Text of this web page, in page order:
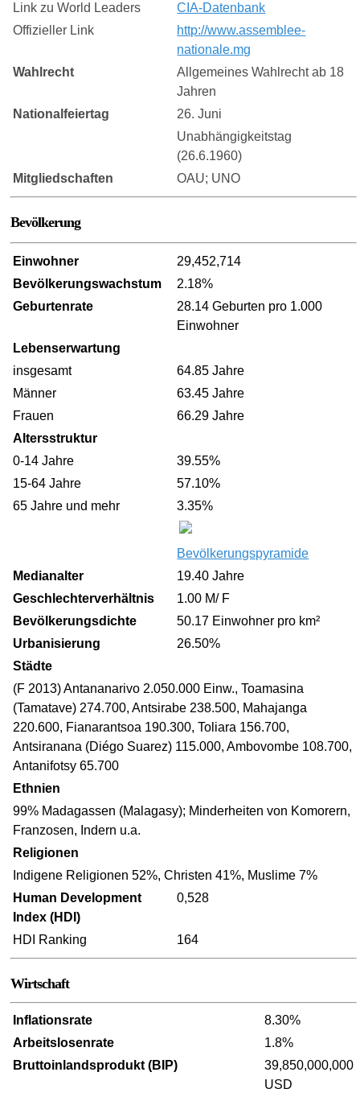
Link zu World Leaders
CIA-Datenbank
Offizieller Link
http://www.assemblee-
nationale.mg
Wahlrecht
Allgemeines Wahlrecht ab 18
Jahren
Nationalfeiertag
26. Juni
Unabhängigkeitstag
(26.6.1960)
Mitgliedschaften
OAU; UNO
Bevölkerung
Einwohner
29,452,714
Bevölkerungswachstum
2.18%
Geburtenrate
28.14 Geburten pro 1.000
Einwohner
Lebenserwartung
insgesamt
64.85 Jahre
Männer
63.45 Jahre
Frauen
66.29 Jahre
Altersstruktur
0-14 Jahre
39.55%
15-64 Jahre
57.10%
65 Jahre und mehr
3.35%
Bevölkerungspyramide
Medianalter
19.40 Jahre
Geschlechterverhältnis
1.00 M/ F
Bevölkerungsdichte
50.17 Einwohner pro km²
Urbanisierung
26.50%
Städte
(F 2013) Antananarivo 2.050.000 Einw., Toamasina
(Tamatave) 274.700, Antsirabe 238.500, Mahajanga
220.600, Fianarantsoa 190.300, Toliara 156.700,
Antsiranana (Diégo Suarez) 115.000, Ambovombe 108.700,
Antanifotsy 65.700
Ethnien
99% Madagassen (Malagasy); Minderheiten von Komorern,
Franzosen, Indern u.a.
Religionen
Indigene Religionen 52%, Christen 41%, Muslime 7%
Human Development
Index (HDI)
0,528
HDI Ranking 164
Wirtschaft
Inflationsrate
8.30%
Arbeitslosenrate
1.8%
Bruttoinlandsprodukt (BIP)
39,850,000,000
USD